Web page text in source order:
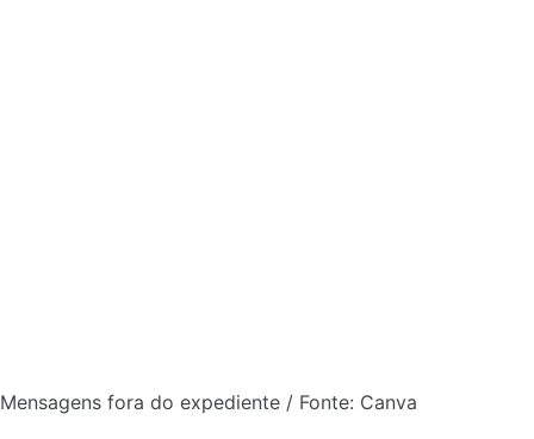
Mensagens fora do expediente / Fonte: Canva